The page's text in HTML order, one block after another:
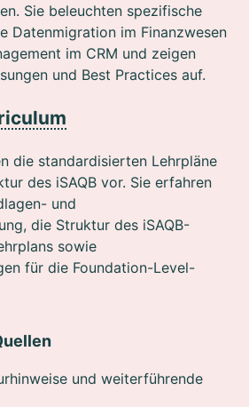
Sie beleuchten spezifische
Datenmigration im Finanzwesen
im CRM und zeigen
und Best Practices auf.
die standardisierten Lehrpläne
des iSAQB vor. Sie erfahren
und
die Struktur des iSAQB-
sowie
für die Foundation-Level-
und weiterführende